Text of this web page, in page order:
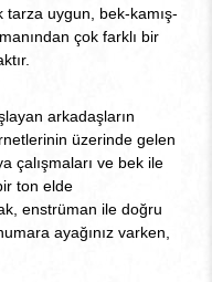
uygun, bek-kamış-
çok farklı bir
arkadaşların
üzerinde gelen
çalışmaları ve bek ile
ton elde
enstrüman ile doğru
ayağınız varken,